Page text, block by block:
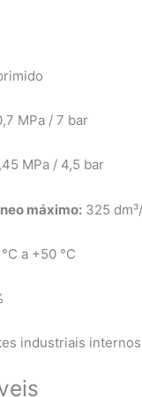
MPa / 7 bar
MPa / 4,5 bar
máximo: 325
a +50 °C
industriais internos